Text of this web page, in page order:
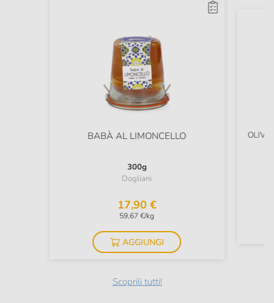
BABÀ AL LIMONCELLO
300g
Dogliani
17,90 €
59,67 €/kg
AGGIUNGI
OLIVE
Scoprili tutti!